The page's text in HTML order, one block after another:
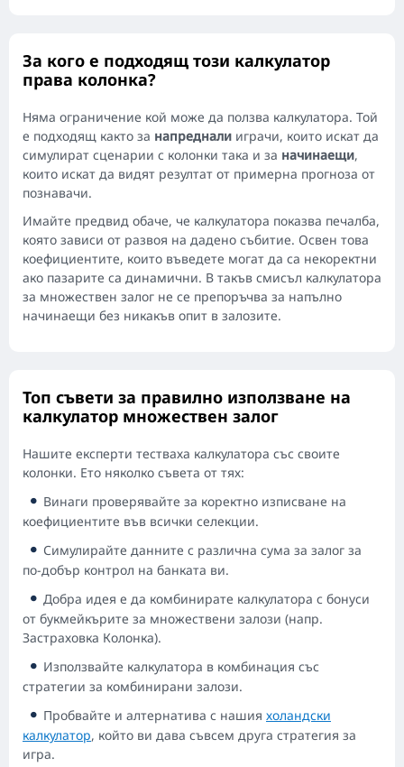
За кого е подходящ този калкулатор
права колонка?
Няма ограничение кой може да ползва калкулатора. Той
е подходящ както за напреднали играчи, които искат да
симулират сценарии с колонки така и за начинаещи,
които искат да видят резултат от примерна прогноза от
познавачи.
Имайте предвид обаче, че калкулатора показва печалба,
която зависи от развоя на дадено събитие. Освен това
коефициентите, които въведете могат да са некоректни
ако пазарите са динамични. В такъв смисъл калкулатора
за множествен залог не се препоръчва за напълно
начинаещи без никакъв опит в залозите.
Топ съвети за правилно използване на
калкулатор множествен залог
Нашите експерти тестваха калкулатора със своите
колонки. Ето няколко съвета от тях:
Винаги проверявайте за коректно изписване на
коефициентите във всички селекции.
Симулирайте данните с различна сума за залог за
по-добър контрол на банката ви.
Добра идея е да комбинирате калкулатора с бонуси
от букмейкърите за множествени залози (напр.
Застраховка Колонка).
Използвайте калкулатора в комбинация със
стратегии за комбинирани залози.
Пробвайте и алтернатива с нашия холандски
калкулатор, който ви дава съвсем друга стратегия за
игра.